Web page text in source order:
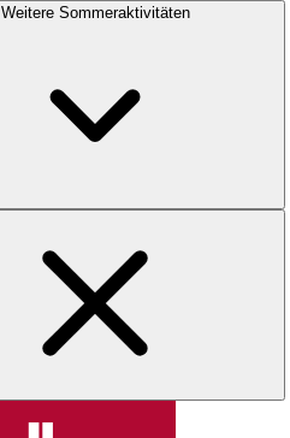
Weitere Sommeraktivitäten